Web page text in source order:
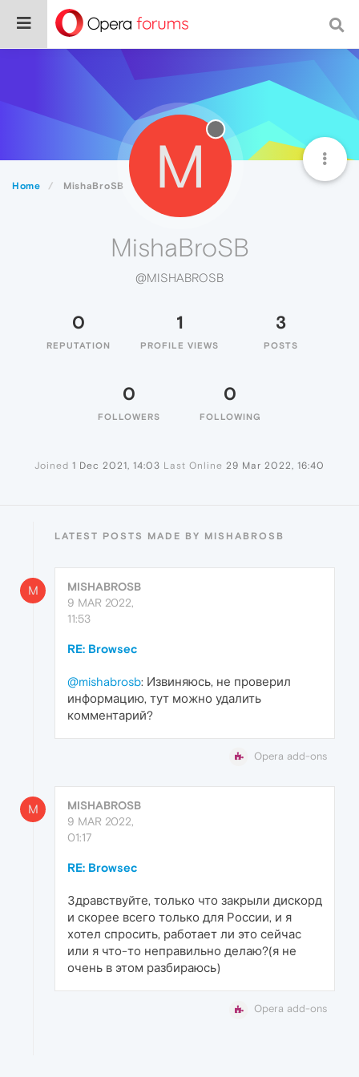
Home MishaBroSB M
MishaBroSB
@MISHABROSB
0
REPUTATION
1
PROFILE VIEWS
3
POSTS
0
FOLLOWERS
0
FOLLOWING
Joined 1 Dec 2021, 14:03 Last Online 29 Mar 2022, 16:40
LATEST POSTS MADE BY MISHABROSB
M
MISHABROSB
9 MAR 2022,
11:53
RE: Browsec
@mishabrosb: Извиняюсь, не проверил
информацию, тут можно удалить
комментарий?
Opera add-ons
M
MISHABROSB
9 MAR 2022,
01:17
RE: Browsec
Здравствуйте, только что закрыли дискорд
и скорее всего только для России, и я
хотел спросить, работает ли это сейчас
или я что-то неправильно делаю?(я не
очень в этом разбираюсь)
Opera add-ons